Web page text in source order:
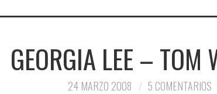
GEORGIA LEE – TOM
24 MARZO 2008 5 COMENTARIOS